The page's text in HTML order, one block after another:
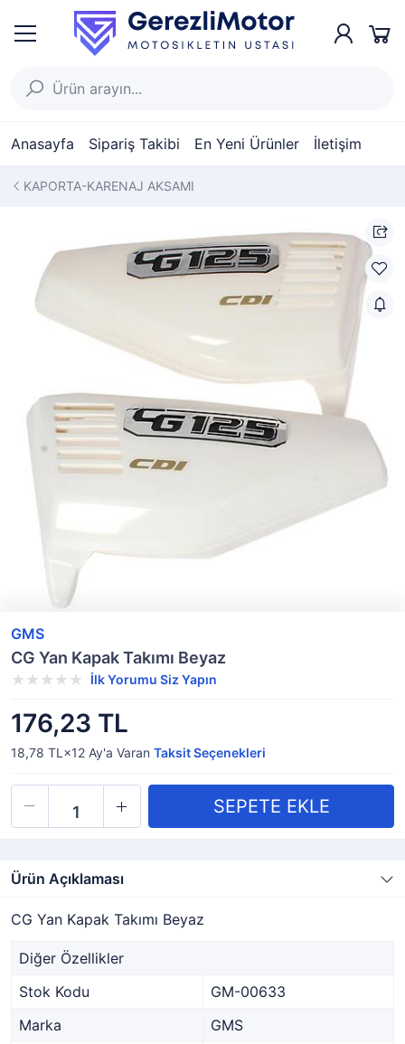
Anasayfa Sipariş Takibi En Yeni Ürünler İletişim
KAPORTA-KARENAJ AKSAMI
GMS
CG Yan Kapak Takımı Beyaz
İlk Yorumu Siz Yapın
176,23 TL
18,78 TL×12 Ay'a Varan Taksit Seçenekleri
Ürün Açıklaması
CG Yan Kapak Takımı Beyaz
Diğer Özellikler
Stok Kodu
GM-00633
Marka
GMS